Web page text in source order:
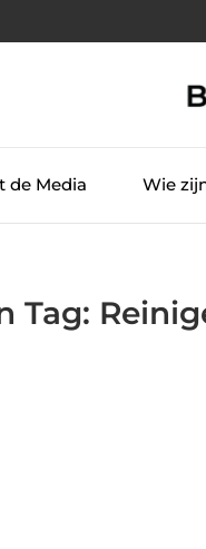
de Media Wie
Tag: